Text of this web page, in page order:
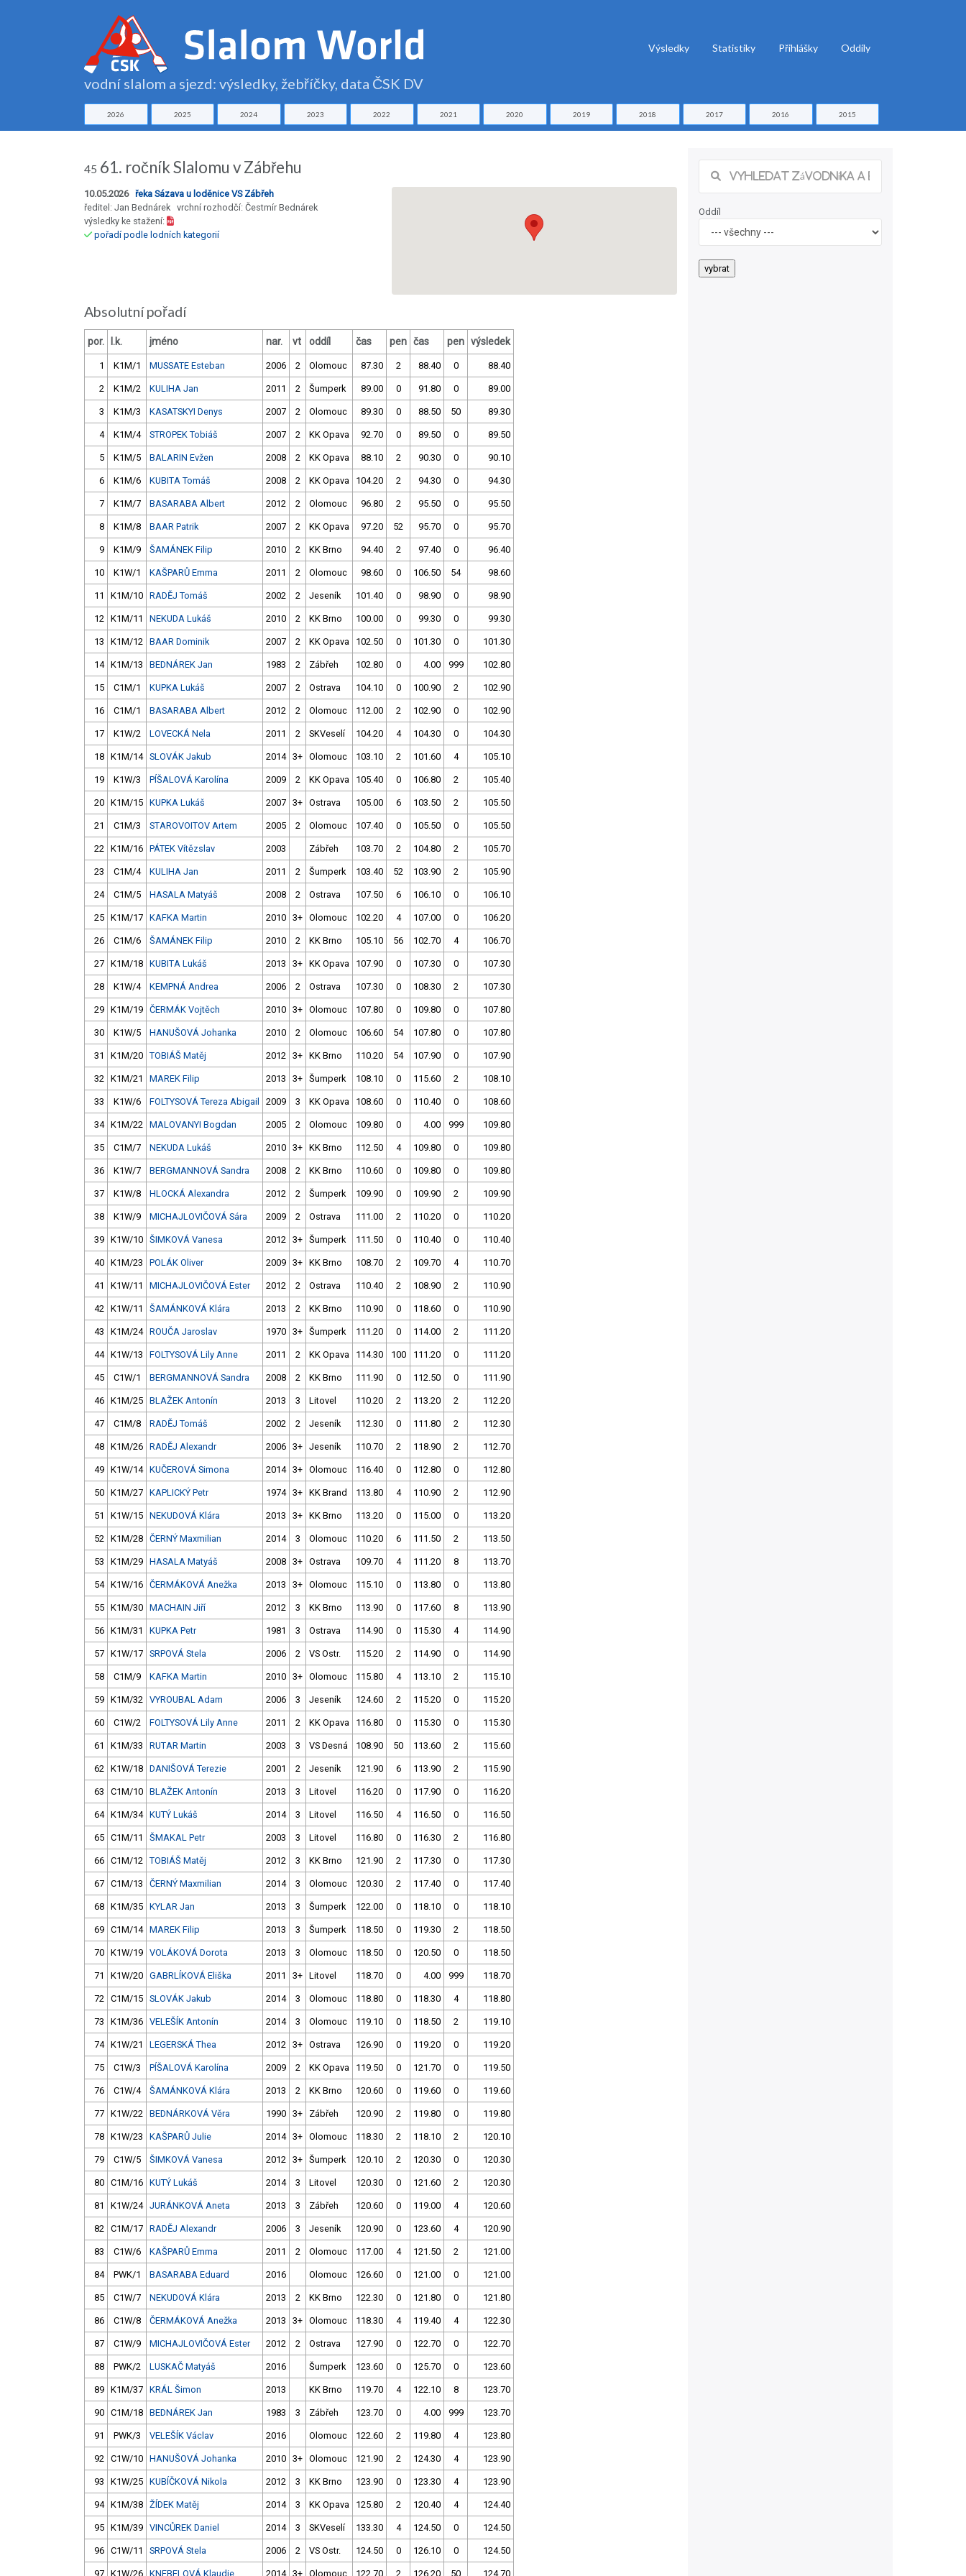
vodní slalom a sjezd: výsledky, žebříčky, data ČSK DV
Výsledky Statistiky Přihlášky Oddíly
2026 2025 2024 2023 2022 2021 2020 2019 2018 2017 2016 2015
45 61. ročník Slalomu v Zábřehu
10.05.2026 řeka Sázava u loděnice VS Zábřeh
ředitel: Jan Bednárek vrchní rozhodčí: Čestmír Bednárek
výsledky ke stažení:
pořadí podle lodních kategorií
Absolutní pořadí
por. l.k. jméno nar. vt oddíl čas pen čas pen výsledek
1 K1M/1 MUSSATE Esteban 2006 2 Olomouc 87.30 2 88.40 0 88.40
2 K1M/2 KULIHA Jan 2011 2 Šumperk 89.00 0 91.80 0 89.00
3 K1M/3 KASATSKYI Denys 2007 2 Olomouc 89.30 0 88.50 50 89.30
4 K1M/4 STROPEK Tobiáš 2007 2 KK Opava 92.70 0 89.50 0 89.50
5 K1M/5 BALARIN Evžen 2008 2 KK Opava 88.10 2 90.30 0 90.10
6 K1M/6 KUBITA Tomáš 2008 2 KK Opava 104.20 2 94.30 0 94.30
7 K1M/7 BASARABA Albert 2012 2 Olomouc 96.80 2 95.50 0 95.50
8 K1M/8 BAAR Patrik 2007 2 KK Opava 97.20 52 95.70 0 95.70
9 K1M/9 ŠAMÁNEK Filip 2010 2 KK Brno 94.40 2 97.40 0 96.40
10 K1W/1 KAŠPARŮ Emma 2011 2 Olomouc 98.60 0 106.50 54 98.60
11 K1M/10 RADĚJ Tomáš 2002 2 Jeseník 101.40 0 98.90 0 98.90
12 K1M/11 NEKUDA Lukáš 2010 2 KK Brno 100.00 0 99.30 0 99.30
13 K1M/12 BAAR Dominik 2007 2 KK Opava 102.50 0 101.30 0 101.30
14 K1M/13 BEDNÁREK Jan 1983 2 Zábřeh 102.80 0 4.00 999 102.80
15 C1M/1 KUPKA Lukáš 2007 2 Ostrava 104.10 0 100.90 2 102.90
16 C1M/1 BASARABA Albert 2012 2 Olomouc 112.00 2 102.90 0 102.90
17 K1W/2 LOVECKÁ Nela 2011 2 SKVeselí 104.20 4 104.30 0 104.30
18 K1M/14 SLOVÁK Jakub 2014 3+ Olomouc 103.10 2 101.60 4 105.10
19 K1W/3 PÍŠALOVÁ Karolína 2009 2 KK Opava 105.40 0 106.80 2 105.40
20 K1M/15 KUPKA Lukáš 2007 3+ Ostrava 105.00 6 103.50 2 105.50
21 C1M/3 STAROVOITOV Artem 2005 2 Olomouc 107.40 0 105.50 0 105.50
22 K1M/16 PÁTEK Vítězslav 2003 Zábřeh 103.70 2 104.80 2 105.70
23 C1M/4 KULIHA Jan 2011 2 Šumperk 103.40 52 103.90 2 105.90
24 C1M/5 HASALA Matyáš 2008 2 Ostrava 107.50 6 106.10 0 106.10
25 K1M/17 KAFKA Martin 2010 3+ Olomouc 102.20 4 107.00 0 106.20
26 C1M/6 ŠAMÁNEK Filip 2010 2 KK Brno 105.10 56 102.70 4 106.70
27 K1M/18 KUBITA Lukáš 2013 3+ KK Opava 107.90 0 107.30 0 107.30
28 K1W/4 KEMPNÁ Andrea 2006 2 Ostrava 107.30 0 108.30 2 107.30
29 K1M/19 ČERMÁK Vojtěch 2010 3+ Olomouc 107.80 0 109.80 0 107.80
30 K1W/5 HANUŠOVÁ Johanka 2010 2 Olomouc 106.60 54 107.80 0 107.80
31 K1M/20 TOBIÁŠ Matěj 2012 3+ KK Brno 110.20 54 107.90 0 107.90
32 K1M/21 MAREK Filip 2013 3+ Šumperk 108.10 0 115.60 2 108.10
33 K1W/6 FOLTYSOVÁ Tereza Abigail 2009 3 KK Opava 108.60 0 110.40 0 108.60
34 K1M/22 MALOVANYI Bogdan 2005 2 Olomouc 109.80 0 4.00 999 109.80
35 C1M/7 NEKUDA Lukáš 2010 3+ KK Brno 112.50 4 109.80 0 109.80
36 K1W/7 BERGMANNOVÁ Sandra 2008 2 KK Brno 110.60 0 109.80 0 109.80
37 K1W/8 HLOCKÁ Alexandra 2012 2 Šumperk 109.90 0 109.90 2 109.90
38 K1W/9 MICHAJLOVIČOVÁ Sára 2009 2 Ostrava 111.00 2 110.20 0 110.20
39 K1W/10 ŠIMKOVÁ Vanesa 2012 3+ Šumperk 111.50 0 110.40 0 110.40
40 K1M/23 POLÁK Oliver 2009 3+ KK Brno 108.70 2 109.70 4 110.70
41 K1W/11 MICHAJLOVIČOVÁ Ester 2012 2 Ostrava 110.40 2 108.90 2 110.90
42 K1W/11 ŠAMÁNKOVÁ Klára 2013 2 KK Brno 110.90 0 118.60 0 110.90
43 K1M/24 ROUČA Jaroslav 1970 3+ Šumperk 111.20 0 114.00 2 111.20
44 K1W/13 FOLTYSOVÁ Lily Anne 2011 2 KK Opava 114.30 100 111.20 0 111.20
45 C1W/1 BERGMANNOVÁ Sandra 2008 2 KK Brno 111.90 0 112.50 0 111.90
46 K1M/25 BLAŽEK Antonín 2013 3 Litovel 110.20 2 113.20 2 112.20
47 C1M/8 RADĚJ Tomáš 2002 2 Jeseník 112.30 0 111.80 2 112.30
48 K1M/26 RADĚJ Alexandr 2006 3+ Jeseník 110.70 2 118.90 2 112.70
49 K1W/14 KUČEROVÁ Simona 2014 3+ Olomouc 116.40 0 112.80 0 112.80
50 K1M/27 KAPLICKÝ Petr 1974 3+ KK Brand 113.80 4 110.90 2 112.90
51 K1W/15 NEKUDOVÁ Klára 2013 3+ KK Brno 113.20 0 115.00 0 113.20
52 K1M/28 ČERNÝ Maxmilian 2014 3 Olomouc 110.20 6 111.50 2 113.50
53 K1M/29 HASALA Matyáš 2008 3+ Ostrava 109.70 4 111.20 8 113.70
54 K1W/16 ČERMÁKOVÁ Anežka 2013 3+ Olomouc 115.10 0 113.80 0 113.80
55 K1M/30 MACHAIN Jiří 2012 3 KK Brno 113.90 0 117.60 8 113.90
56 K1M/31 KUPKA Petr 1981 3 Ostrava 114.90 0 115.30 4 114.90
57 K1W/17 SRPOVÁ Stela 2006 2 VS Ostr. 115.20 2 114.90 0 114.90
58 C1M/9 KAFKA Martin 2010 3+ Olomouc 115.80 4 113.10 2 115.10
59 K1M/32 VYROUBAL Adam 2006 3 Jeseník 124.60 2 115.20 0 115.20
60 C1W/2 FOLTYSOVÁ Lily Anne 2011 2 KK Opava 116.80 0 115.30 0 115.30
61 K1M/33 RUTAR Martin 2003 3 VS Desná 108.90 50 113.60 2 115.60
62 K1W/18 DANIŠOVÁ Terezie 2001 2 Jeseník 121.90 6 113.90 2 115.90
63 C1M/10 BLAŽEK Antonín 2013 3 Litovel 116.20 0 117.90 0 116.20
64 K1M/34 KUTÝ Lukáš 2014 3 Litovel 116.50 4 116.50 0 116.50
65 C1M/11 ŠMAKAL Petr 2003 3 Litovel 116.80 0 116.30 2 116.80
66 C1M/12 TOBIÁŠ Matěj 2012 3 KK Brno 121.90 2 117.30 0 117.30
67 C1M/13 ČERNÝ Maxmilian 2014 3 Olomouc 120.30 2 117.40 0 117.40
68 K1M/35 KYLAR Jan 2013 3 Šumperk 122.00 0 118.10 0 118.10
69 C1M/14 MAREK Filip 2013 3 Šumperk 118.50 0 119.30 2 118.50
70 K1W/19 VOLÁKOVÁ Dorota 2013 3 Olomouc 118.50 0 120.50 0 118.50
71 K1W/20 GABRLÍKOVÁ Eliška 2011 3+ Litovel 118.70 0 4.00 999 118.70
72 C1M/15 SLOVÁK Jakub 2014 3 Olomouc 118.80 0 118.30 4 118.80
73 K1M/36 VELEŠÍK Antonín 2014 3 Olomouc 119.10 0 118.50 2 119.10
74 K1W/21 LEGERSKÁ Thea 2012 3+ Ostrava 126.90 0 119.20 0 119.20
75 C1W/3 PÍŠALOVÁ Karolína 2009 2 KK Opava 119.50 0 121.70 0 119.50
76 C1W/4 ŠAMÁNKOVÁ Klára 2013 2 KK Brno 120.60 0 119.60 0 119.60
77 K1W/22 BEDNÁRKOVÁ Věra 1990 3+ Zábřeh 120.90 2 119.80 0 119.80
78 K1W/23 KAŠPARŮ Julie 2014 3+ Olomouc 118.30 2 118.10 2 120.10
79 C1W/5 ŠIMKOVÁ Vanesa 2012 3+ Šumperk 120.10 2 120.30 0 120.30
80 C1M/16 KUTÝ Lukáš 2014 3 Litovel 120.30 0 121.60 2 120.30
81 K1W/24 JURÁNKOVÁ Aneta 2013 3 Zábřeh 120.60 0 119.00 4 120.60
82 C1M/17 RADĚJ Alexandr 2006 3 Jeseník 120.90 0 123.60 4 120.90
83 C1W/6 KAŠPARŮ Emma 2011 2 Olomouc 117.00 4 121.50 2 121.00
84 PWK/1 BASARABA Eduard 2016 Olomouc 126.60 0 121.00 0 121.00
85 C1W/7 NEKUDOVÁ Klára 2013 2 KK Brno 122.30 0 121.80 0 121.80
86 C1W/8 ČERMÁKOVÁ Anežka 2013 3+ Olomouc 118.30 4 119.40 4 122.30
87 C1W/9 MICHAJLOVIČOVÁ Ester 2012 2 Ostrava 127.90 0 122.70 0 122.70
88 PWK/2 LUSKAČ Matyáš 2016 Šumperk 123.60 0 125.70 0 123.60
89 K1M/37 KRÁL Šimon 2013 KK Brno 119.70 4 122.10 8 123.70
90 C1M/18 BEDNÁREK Jan 1983 3 Zábřeh 123.70 0 4.00 999 123.70
91 PWK/3 VELEŠÍK Václav 2016 Olomouc 122.60 2 119.80 4 123.80
92 C1W/10 HANUŠOVÁ Johanka 2010 3+ Olomouc 121.90 2 124.30 4 123.90
93 K1W/25 KUBÍČKOVÁ Nikola 2012 3 KK Brno 123.90 0 123.30 4 123.90
94 K1M/38 ŽÍDEK Matěj 2014 3 KK Opava 125.80 2 120.40 4 124.40
95 K1M/39 VINCŮREK Daniel 2014 3 SKVeselí 133.30 4 124.50 0 124.50
96 C1W/11 SRPOVÁ Stela 2006 2 VS Ostr. 124.50 0 126.10 0 124.50
97 K1W/26 KNEBELOVÁ Klaudie 2014 3+ Olomouc 122.70 2 126.20 50 124.70
Oddíl